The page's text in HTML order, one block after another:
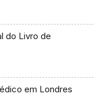
do Livro de
em Londres